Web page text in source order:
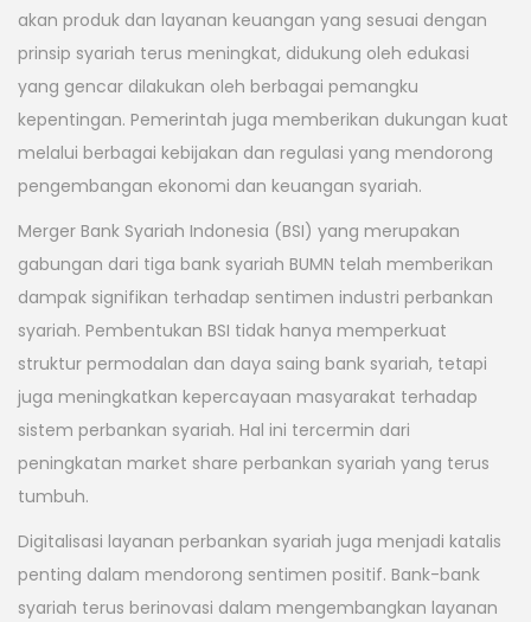
akan produk dan layanan keuangan yang sesuai dengan
prinsip syariah terus meningkat, didukung oleh edukasi
yang gencar dilakukan oleh berbagai pemangku
kepentingan. Pemerintah juga memberikan dukungan kuat
melalui berbagai kebijakan dan regulasi yang mendorong
pengembangan ekonomi dan keuangan syariah.
Merger Bank Syariah Indonesia (BSI) yang merupakan
gabungan dari tiga bank syariah BUMN telah memberikan
dampak signifikan terhadap sentimen industri perbankan
syariah. Pembentukan BSI tidak hanya memperkuat
struktur permodalan dan daya saing bank syariah, tetapi
juga meningkatkan kepercayaan masyarakat terhadap
sistem perbankan syariah. Hal ini tercermin dari
peningkatan market share perbankan syariah yang terus
tumbuh.
Digitalisasi layanan perbankan syariah juga menjadi katalis
penting dalam mendorong sentimen positif. Bank-bank
syariah terus berinovasi dalam mengembangkan layanan